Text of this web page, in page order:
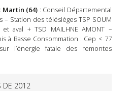
(64) : Conseil Départemental
Station des télésièges TSP SOUM
aval + TSD MAILHNE AMONT –
à Basse Consommation : Cep < 77
sur l’énergie fatale des remontes
DE 2012